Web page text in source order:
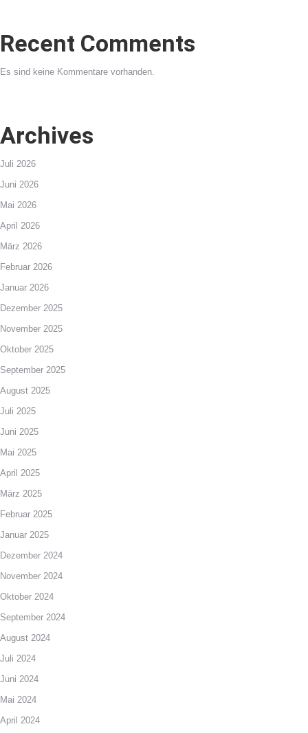
Recent Comments
Es sind keine Kommentare vorhanden.
Archives
Juli 2026
Juni 2026
Mai 2026
April 2026
März 2026
Februar 2026
Januar 2026
Dezember 2025
November 2025
Oktober 2025
September 2025
August 2025
Juli 2025
Juni 2025
Mai 2025
April 2025
März 2025
Februar 2025
Januar 2025
Dezember 2024
November 2024
Oktober 2024
September 2024
August 2024
Juli 2024
Juni 2024
Mai 2024
April 2024